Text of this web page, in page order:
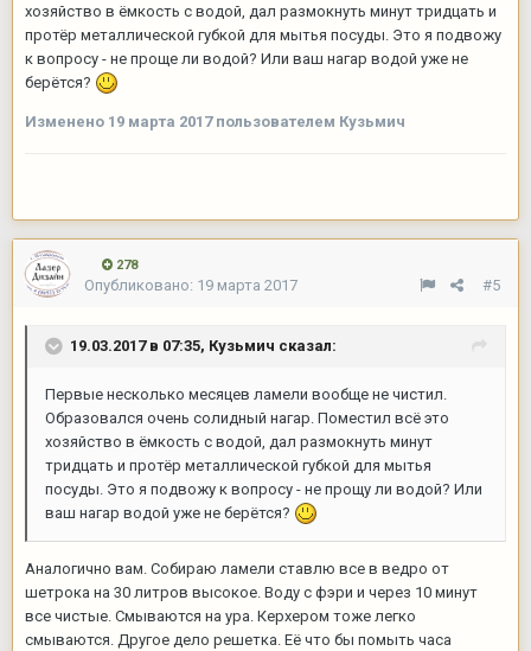
хозяйство в ёмкость с водой, дал размокнуть минут тридцать и
протёр металлической губкой для мытья посуды. Это я подвожу
к вопросу - не проще ли водой? Или ваш нагар водой уже не
берётся?
Изменено 19 марта 2017пользователем Кузьмич
278
#5
Опубликовано: 19 марта 2017
19.03.2017 в 07:35, Кузьмич сказал:
Первые несколько месяцев ламели вообще не чистил.
Образовался очень солидный нагар. Поместил всё это
хозяйство в ёмкость с водой, дал размокнуть минут
тридцать и протёр металлической губкой для мытья
посуды. Это я подвожу к вопросу - не прощу ли водой? Или
ваш нагар водой уже не берётся?
Аналогично вам. Собираю ламели ставлю все в ведро от
шетрока на 30 литров высокое. Воду с фэри и через 10 минут
все чистые. Смываются на ура. Керхером тоже легко
смываются. Другое дело решетка. Её что бы помыть часа